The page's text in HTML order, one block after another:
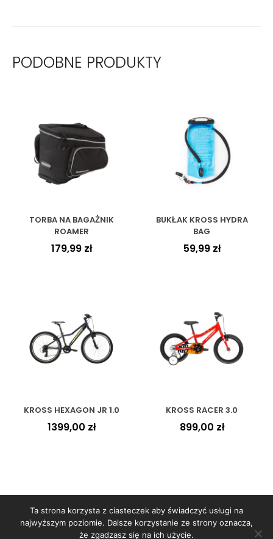
PODOBNE PRODUKTY
TORBA NA BAGAŻNIK
ROAMER
179,99 zł
BUKŁAK KROSS HYDRA
BAG
59,99 zł
KROSS HEXAGON JR 1.0
1399,00 zł
KROSS RACER 3.0
899,00 zł
Ta strona korzysta z ciasteczek aby świadczyć usługi na
najwyższym poziomie. Dalsze korzystanie ze strony oznacza,
że zgadzasz się na ich użycie.